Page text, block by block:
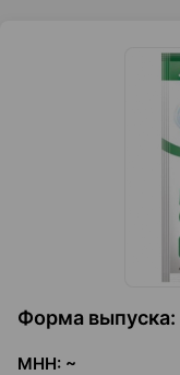
Форма выпуска:
МНН: ~